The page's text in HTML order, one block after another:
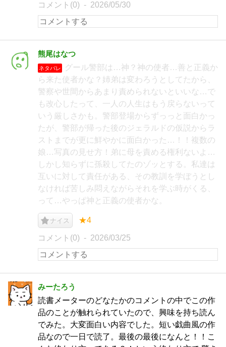
コメント(0) 2026/05/30
熊尾はなつ
ネタバレ
グール警部は…神？神の使者…善と正義か
ら来た使者かな？姉弟は変わろうとしてたから、
警察や世間からあまり責められないといいな…で
も改心したって、一人の人生はもう戻らないって
いう厳しさかも。警部登場からずっっと面白かっ
たが、警部が帰った後のジェラルドの仮説からラ
ストまでが更に鮮やかに面白かった…！！複数の
娘…写真の見せ方！弟に母を責める権利ないよ…
しかし知らずに孫殺してたのゾッとする。私達は
互いに対して責任がある、その教訓を学ぼうとし
なければ苦しみ悶えながらそれを学ぶ時がくる、
って…やっぱ神と正義の使者かな。
ナイス ★4
コメント(0) 2026/03/25
みーたろう
読書メーターのどなたかのコメントの中でこの作
品のことが触れられていたので、興味を持ち読ん
でみた。大変面白い内容でした。短い戯曲風の作
品なので一日で読了。最後の最後になんと！！こ